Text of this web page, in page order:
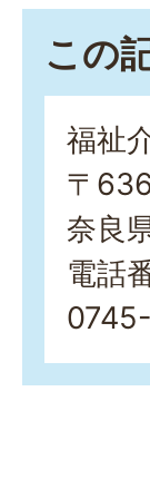
この
福祉
〒
奈良
電話